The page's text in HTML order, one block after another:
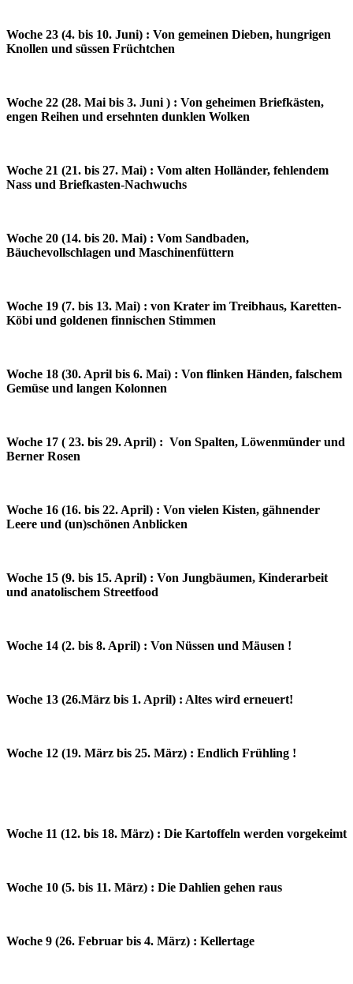
Woche 23 (4. bis 10. Juni) : Von gemeinen Dieben, hungrigen
Knollen und süssen Früchtchen
Woche 22 (28. Mai bis 3. Juni ) : Von geheimen Briefkästen,
engen Reihen und ersehnten dunklen Wolken
Woche 21 (21. bis 27. Mai) : Vom alten Holländer, fehlendem
Nass und Briefkasten-Nachwuchs
Woche 20 (14. bis 20. Mai) : Vom Sandbaden,
Bäuchevollschlagen und Maschinenfüttern
Woche 19 (7. bis 13. Mai) : von Krater im Treibhaus, Karetten-
Köbi und goldenen finnischen Stimmen
Woche 18 (30. April bis 6. Mai) : Von flinken Händen, falschem
Gemüse und langen Kolonnen
Woche 17 ( 23. bis 29. April) : Von Spalten, Löwenmünder und
Berner Rosen
Woche 16 (16. bis 22. April) : Von vielen Kisten, gähnender
Leere und (un)schönen Anblicken
Woche 15 (9. bis 15. April) : Von Jungbäumen, Kinderarbeit
und anatolischem Streetfood
Woche 14 (2. bis 8. April) : Von Nüssen und Mäusen !
Woche 13 (26.März bis 1. April) : Altes wird erneuert!
Woche 12 (19. März bis 25. März) : Endlich Frühling !
Woche 11 (12. bis 18. März) : Die Kartoffeln werden vorgekeimt
Woche 10 (5. bis 11. März) : Die Dahlien gehen raus
Woche 9 (26. Februar bis 4. März) : Kellertage